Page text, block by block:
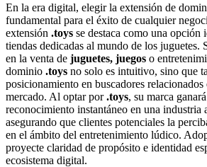
En la era digital, elegir la extensión de
fundamental para el éxito de cualquier
extensión .toys se destaca como una opción
tiendas dedicadas al mundo de los juguetes.
en la venta de juguetes, juegos o
dominio .toys no solo es intuitivo, sino que
posicionamiento en buscadores
mercado. Al optar por.toys, su marca
reconocimiento instantáneo en una industria
asegurando que clientes potenciales la
en el ámbito del entretenimiento lúdico.
proyecte claridad de propósito e identidad
ecosistema digital.